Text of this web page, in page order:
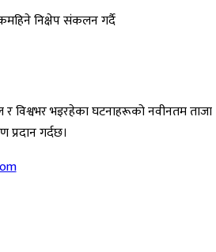
विश्वभर भइरहेका घटनाहरूको नवीनतम ताजा
प्रदान गर्दछ।